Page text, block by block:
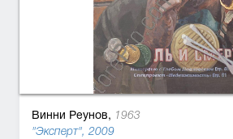
Винни Реунов, 1963
"Эксперт", 2009